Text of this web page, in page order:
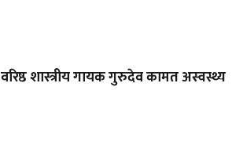
वरिष्ठ शास्त्रीय गायक गुरुदेव कामत अस्वस्थ्य